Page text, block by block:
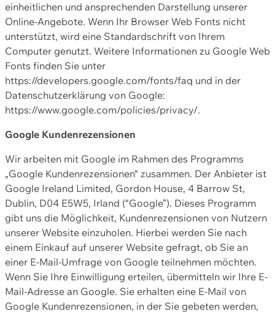
einheitlichen und ansprechenden Darstellung unserer
Online-Angebote. Wenn Ihr Browser Web Fonts nicht
unterstützt, wird eine Standardschrift von Ihrem
Computer genutzt. Weitere Informationen zu Google Web
Fonts finden Sie unter
https://developers.google.com/fonts/faq und in der
Datenschutzerklärung von Google:
https://www.google.com/policies/privacy/.
Google Kundenrezensionen
Wir arbeiten mit Google im Rahmen des Programms
„Google Kundenrezensionen“ zusammen. Der Anbieter ist
Google Ireland Limited, Gordon House, 4 Barrow St,
Dublin, D04 E5W5, Irland (“Google”). Dieses Programm
gibt uns die Möglichkeit, Kundenrezensionen von Nutzern
unserer Website einzuholen. Hierbei werden Sie nach
einem Einkauf auf unserer Website gefragt, ob Sie an
einer E-Mail-Umfrage von Google teilnehmen möchten.
Wenn Sie Ihre Einwilligung erteilen, übermitteln wir Ihre E-
Mail-Adresse an Google. Sie erhalten eine E-Mail von
Google Kundenrezensionen, in der Sie gebeten werden,